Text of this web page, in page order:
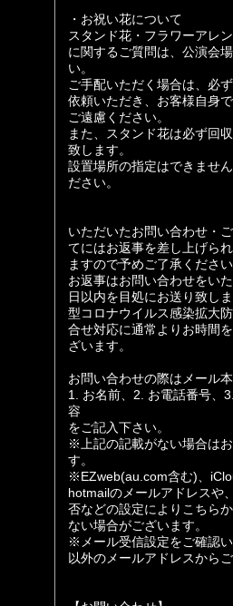
・お祝い花について
スタンド花・フラワーアレ
に関するご質問は、公演会
い。
ご手配いただく場合は、必
依頼いただき、お客様自身
ご遠慮ください。
また、スタンド花は必ず回
致します。
設置場所の指定はできませ
ださい。
いただいたお問い合わせ・
てにはお返事を差し上げら
ますので予めご了承ください
お返事はお問い合わせをい
日以内を目処にお送り致し
型コロナウイルス感染拡大
合せ対応に通常よりお時間
ざいます。
お問い合わせの際はメール本
1. お名前、2. お電話番号、
容
をご記入下さい。
※上記の記載がない場合は
す。
※EZweb(au.com含む)、
hotmailのメールアドレスや
否などの設定によりこちら
ない場合がございます。
※メール受信設定をご確認
以外のメールアドレスから